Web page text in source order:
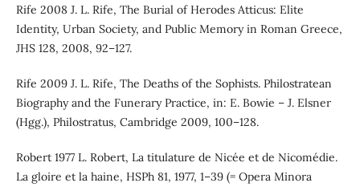
Rife 2008 J. L. Rife, The Burial of Herodes Atticus: Elite
Identity, Urban Society, and Public Memory in Roman Greece,
JHS 128, 2008, 92–127.
Rife 2009 J. L. Rife, The Deaths of the Sophists. Philostratean
Biography and the Funerary Practice, in: E. Bowie – J. Elsner
(Hgg.), Philostratus, Cambridge 2009, 100–128.
Robert 1977 L. Robert, La titulature de Nicée et de Nicomédie.
La gloire et la haine, HSPh 81, 1977, 1–39 (= Opera Minora